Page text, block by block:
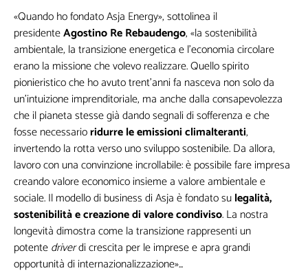
«Quando ho fondato Asja Energy», sottolinea il
presidenteAgostino Re Rebaudengo, «la sostenibilità
ambientale, la transizione energetica e l’economia circolare
erano la missione che volevo realizzare. Quello spirito
pionieristico che ho avuto trent’anni fa nasceva non solo da
un’intuizione imprenditoriale, ma anche dalla consapevolezza
che il pianeta stesse già dando segnali di sofferenza e che
fosse necessarioridurre le emissioni climalteranti,
invertendo la rotta verso uno sviluppo sostenibile. Da allora,
lavoro con una convinzione incrollabile: è possibile fare impresa
creando valore economico insieme a valore ambientale e
sociale. Il modello di business di Asja è fondato sulegalità,
sostenibilità e creazione di valore condiviso. La nostra
longevità dimostra come la transizione rappresenti un
potentedriverdi crescita per le imprese e apra grandi
opportunità di internazionalizzazione»...